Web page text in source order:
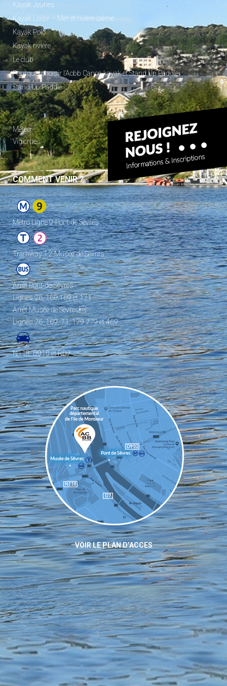
Kayak Jeunes
Kayak Loisir – Mer et rivière calme
Kayak Polo
Kayak rivière
Le club
Pourquoi choisir l’Acbb Canoe-kayak et Stand Up Paddle
Stand Up Paddle
_
Météo
Vigicrues
COMMENT VENIR ?
Metro Ligne 9-Pont de Sèvres
Tramway T2-Musée de Sèvres
Arrêt Pont-de-Sèvres
Lignes 26, 160,169 et 171
Arrêt Musée de Sèvres
Lignes 26, 169, 71, 179 279 et 469
N118, D910 et RD7
VOIR LE PLAN D’ACCES